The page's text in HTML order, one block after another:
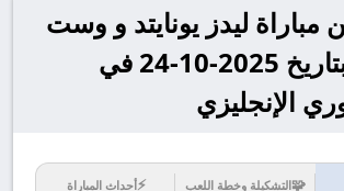
ليدز يونايتد و وست
هام يونايتد بتاريخ 2025-10-24 في
الإنجليزي
🧩التشكيلة وخطة اللعب ⚡أحداث المباراة